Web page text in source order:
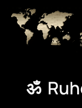
Zum Hauptinhalt
ॐ